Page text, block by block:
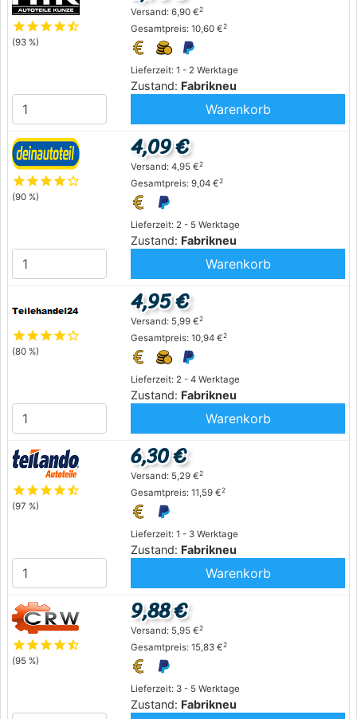
starstarstarstarstar_half
(93 %)
Lieferzeit: 1 - 2 Werktage
Zustand: Fabrikneu
Versand: 6,90 €2
Gesamtpreis: 10,60 €2
Warenkorb
starstarstarstarstar_outline
(90 %)
Lieferzeit: 2 - 5 Werktage
Zustand: Fabrikneu
4,09 €
Versand: 4,95 €2
Gesamtpreis: 9,04 €2
Warenkorb
starstarstarstarstar_outline
(80 %)
Lieferzeit: 2 - 4 Werktage
Zustand: Fabrikneu
4,95 €
Versand: 5,99 €2
Gesamtpreis: 10,94 €2
Warenkorb
starstarstarstarstar_half
(97 %)
Lieferzeit: 1 - 3 Werktage
Zustand: Fabrikneu
6,30 €
Versand: 5,29 €2
Gesamtpreis: 11,59 €2
Warenkorb
starstarstarstarstar_half
(95 %)
Lieferzeit: 3 - 5 Werktage
Zustand: Fabrikneu
9,88 €
Versand: 5,95 €2
Gesamtpreis: 15,83 €2